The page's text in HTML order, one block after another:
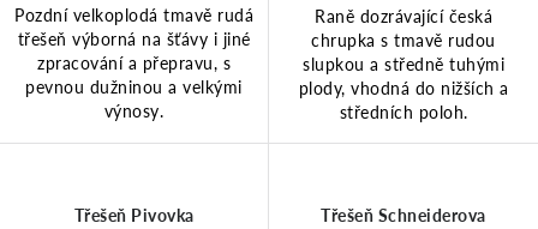
Pozdní velkoplodá tmavě rudá
třešeň výborná na šťávy i jiné
zpracování a přepravu, s
pevnou dužninou a velkými
výnosy.
Raně dozrávající česká
chrupka s tmavě rudou
slupkou a středně tuhými
plody, vhodná do nižších a
středních poloh.
Třešeň Pivovka Třešeň Schneiderova